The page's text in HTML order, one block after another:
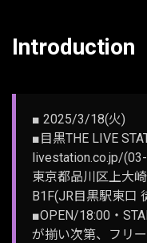
Introduction
■ 2025/3/18(火)
■目黒THE LIVE
livestation.co.jp/
東京都品川区上大
B1F(JR目黒駅東口
■OPEN/18:00・
が揃い次第、フリ